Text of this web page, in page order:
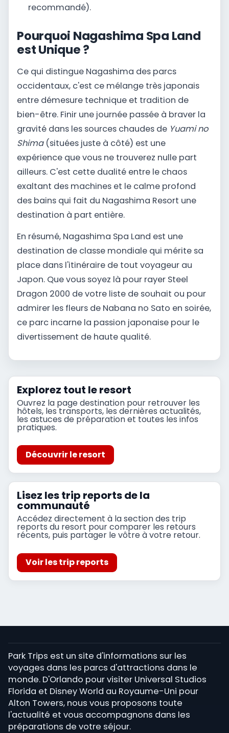
recommandé).
Pourquoi Nagashima Spa Land
est Unique ?
Ce qui distingue Nagashima des parcs
occidentaux, c'est ce mélange très japonais
entre démesure technique et tradition de
bien-être. Finir une journée passée à braver la
gravité dans les sources chaudes de Yuami no
Shima(situées juste à côté) est une
expérience que vous ne trouverez nulle part
ailleurs. C'est cette dualité entre le chaos
exaltant des machines et le calme profond
des bains qui fait du Nagashima Resort une
destination à part entière.
En résumé, Nagashima Spa Land est une
destination de classe mondiale qui mérite sa
place dans l'itinéraire de tout voyageur au
Japon. Que vous soyez là pour rayer Steel
Dragon 2000 de votre liste de souhait ou pour
admirer les fleurs de Nabana no Sato en soirée,
ce parc incarne la passion japonaise pour le
divertissement de haute qualité.
Explorez tout le resort
Ouvrez la page destination pour retrouver les
hôtels, les transports, les dernières actualités,
les astuces de préparation et toutes les infos
pratiques.
Découvrir le resort
Lisez les trip reports de la
communauté
Accédez directement à la section des trip
reports du resort pour comparer les retours
récents, puis partager le vôtre à votre retour.
Voir les trip reports
Park Trips est un site d'informations sur les
voyages dans les parcs d'attractions dans le
monde. D'Orlando pour visiter Universal Studios
Florida et Disney World au Royaume-Uni pour
Alton Towers, nous vous proposons toute
l'actualité et vous accompagnons dans les
préparations de votre séjour.